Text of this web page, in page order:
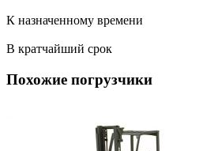
К назначенному времени
В кратчайший срок
Похожие погрузчики